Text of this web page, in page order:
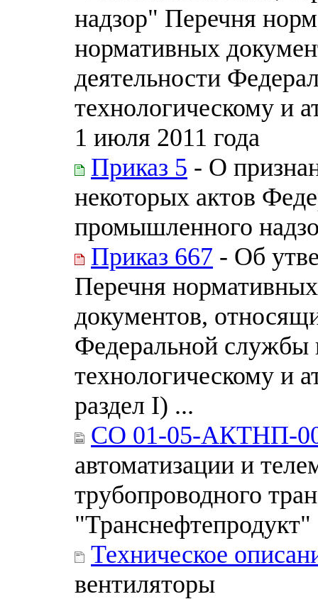
надзор" Перечня
нормативных
деятельности
технологическому и
1 июля 2011 года
Приказ 5 - О
некоторых актов
промышленного
Приказ 667 - Об
Перечня
документов,
Федеральной службы
технологическому и
раздел I) ...
СО 01-05-АКТНП-
автоматизации и
трубопроводного
"Транснефтепродукт"
Техническое
вентиляторы